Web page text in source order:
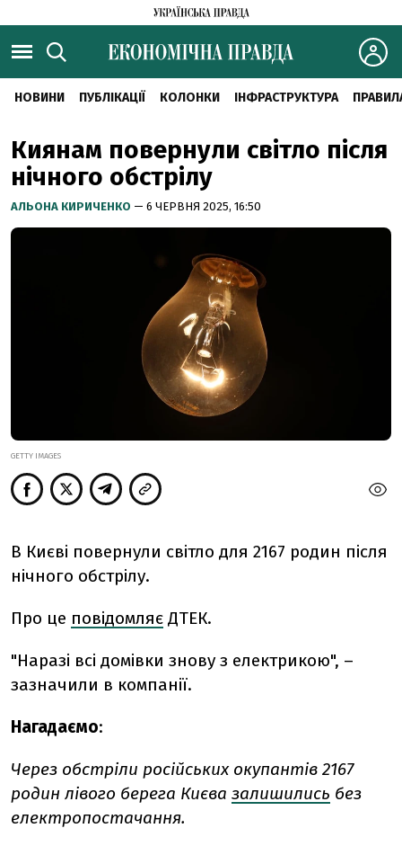
НОВИНИ ПУБЛІКАЦІЇ КОЛОНКИ ІНФРАСТРУКТУРА
Киянам повернули світло після
нічного обстрілу
АЛЬОНА КИРИЧЕНКО — 6 ЧЕРВНЯ 2025, 16:50
GETTY IMAGES
В Києві повернули світло для 2167 родин після
нічного обстрілу.
Про це повідомляє ДТЕК.
"Наразі всі домівки знову з електрикою", –
зазначили в компанії.
Нагадаємо:
Через обстріли російських окупантів 2167
родин лівого берега Києва залишились без
електропостачання.